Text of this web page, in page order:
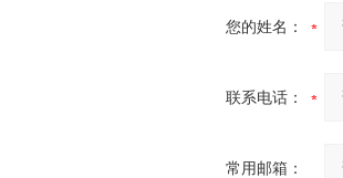
您的姓名：
联系电话：
常用邮箱：